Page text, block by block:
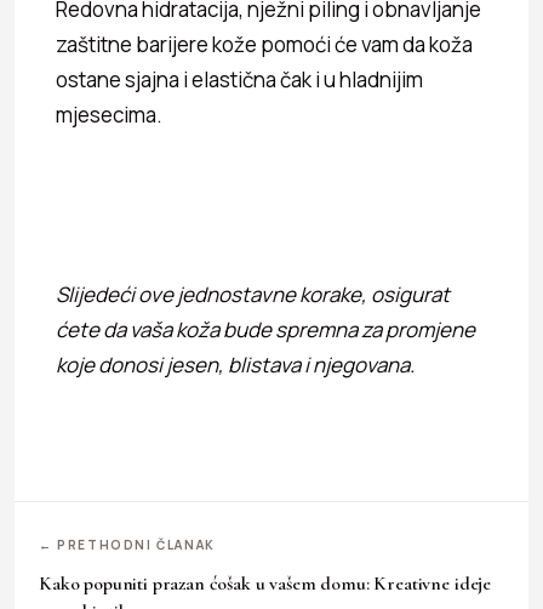
Redovna hidratacija, nježni piling i obnavljanje
zaštitne barijere kože pomoći će vam da koža
ostane sjajna i elastična čak i u hladnijim
mjesecima.
Slijedeći ove jednostavne korake, osigurat
ćete da vaša koža bude spremna za promjene
koje donosi jesen, blistava i njegovana.
← PRETHODNI ČLANAK
Kako popuniti prazan ćošak u vašem domu: Kreativne ideje